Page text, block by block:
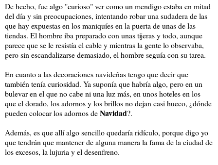
De hecho, fue algo "curioso" ver como un mendigo estaba en mitad
del día y sin preocupaciones, intentando robar una sudadera de las
que hay expuestas en los maniquíes en la puerta de unas de las
tiendas. El hombre iba preparado con unas tijeras y todo, aunque
parece que se le resistía el cable y mientras la gente lo observaba,
pero sin escandalizarse demasiado, el hombre seguía con su tarea.
En cuanto a las decoraciones navideñas tengo que decir que
también tenía curiosidad. Ya suponía que habría algo, pero en un
bulevar en el que no cabe ni una luz más, en unos hoteles en los
que el dorado, los adornos y los brillos no dejan casi hueco, ¿dónde
pueden colocar los adornos deNavidad?.
Además, es que allí algo sencillo quedaría ridículo, porque digo yo
que tendrán que mantener de alguna manera la fama de la ciudad de
los excesos, la lujuria y el desenfreno.